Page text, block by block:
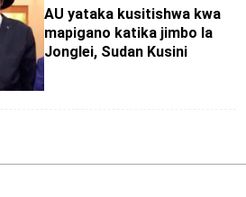
AU yataka kusitishwa kwa
mapigano katika jimbo la
Jonglei, Sudan Kusini